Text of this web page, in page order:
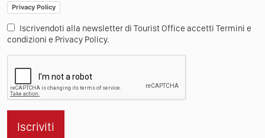
Privacy Policy
Iscrivendoti alla newsletter di Tourist Office accetti Termini e
condizioni e Privacy Policy.
Iscriviti